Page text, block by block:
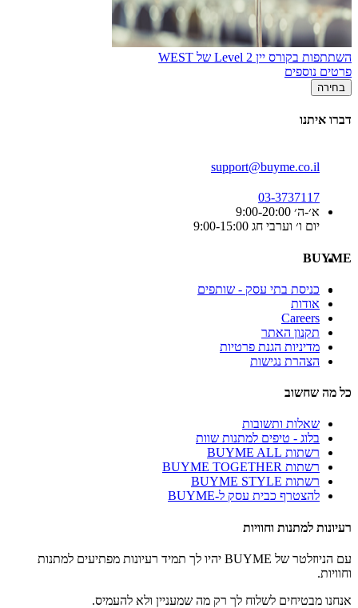
השתתפות בקורס יין Level 2 של WEST
פרטים נוספים
בחירה
דברו איתנו
support@buyme.co.il
03-3737117
א׳-ה׳ 9:00-20:00
יום ו׳ וערבי חג 9:00-15:00
BUYME
כניסת בתי עסק - שותפים
אודות
Careers
תקנון האתר
מדיניות הגנת פרטיות
הצהרת נגישות
כל מה שחשוב
שאלות ותשובות
בלוג - טיפים למתנות שוות
רשתות BUYME ALL
רשתות BUYME TOGETHER
רשתות BUYME STYLE
להצטרף כבית עסק ל-BUYME
רעיונות למתנות וחוויות
עם הניוזלטר של BUYME יהיו לך תמיד רעיונות מפתיעים למתנות
וחוויות.
אנחנו מבטיחים לשלוח לך רק מה שמעניין ולא להעמיס.